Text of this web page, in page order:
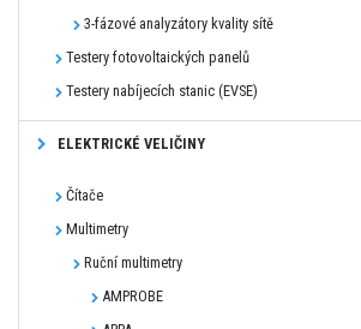
3-fázové analyzátory kvality sítě
Testery fotovoltaických panelů
Testery nabíjecích stanic (EVSE)
ELEKTRICKÉ VELIČINY
Čítače
Multimetry
Ruční multimetry
AMPROBE